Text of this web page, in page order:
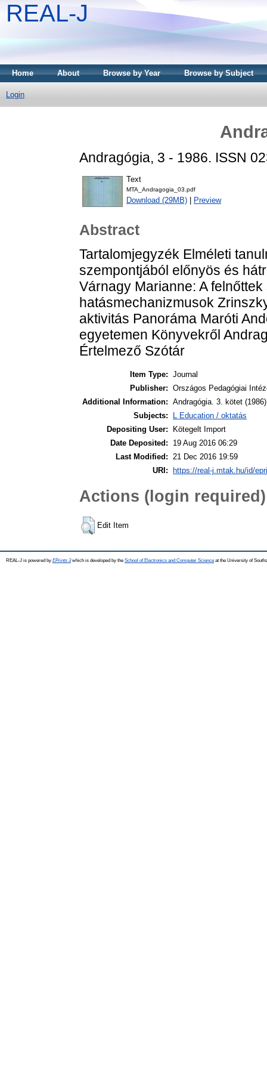
REAL-J
Home About Browse by Year Browse by Subject
Login
Andragógia, 3 - 1986. ISSN
Text
MTA_Andragogia_03.pdf
Download (29MB) Preview
Abstract
Tartalomjegyzék Elméleti
szempontjából előnyös és
Várnagy Marianne: A
hatásmechanizmusok
aktivitás Panoráma Maróti
egyetemen Könyvekről
Értelmező Szótár
Item Type: Journal
Publisher: Országos Pedagógiai
Additional Information: Andragógia. 3. kötet (1986)
Subjects:
L Education / oktatás
Depositing User:
Kötegelt Import
Date Deposited:
19 Aug 2016 06:29
Last Modified:
21 Dec 2016 19:59
URI: https://real-j.mtak.hu/id/
Actions (login required)
Edit Item
REAL-J is powered by EPrints 3which is developed by the School of Electronics and Computer Science at the University of